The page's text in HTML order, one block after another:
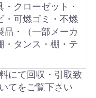
クローゼット・
・可燃ゴミ・不燃
品・（一部メーカ
・タンス・棚・テ
にて回収・引取致
てをご覧下さい